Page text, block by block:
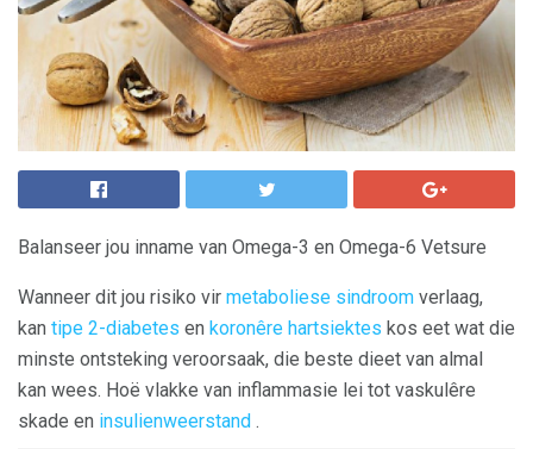
Balanseer jou inname van Omega-3 en Omega-6 Vetsure
Wanneer dit jou risiko vir metaboliese sindroom verlaag,
kan tipe 2-diabetes en koronêre hartsiektes kos eet wat die
minste ontsteking veroorsaak, die beste dieet van almal
kan wees. Hoë vlakke van inflammasie lei tot vaskulêre
skade en insulienweerstand .